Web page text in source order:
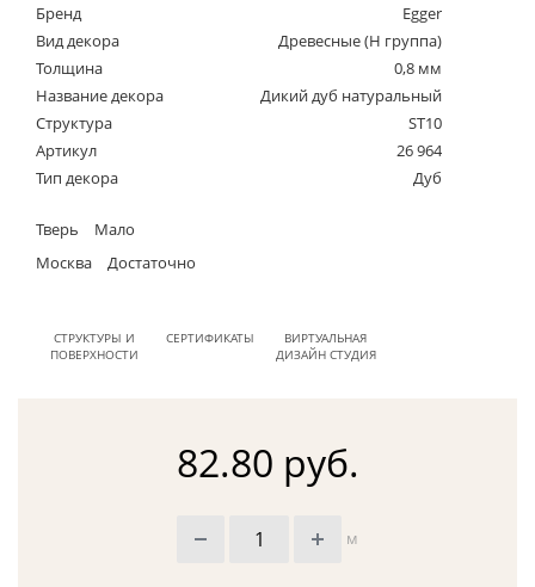
Бренд
Egger
Вид декора
Древесные (Н группа)
Толщина
0,8 мм
Название декора
Дикий дуб натуральный
Структура
ST10
Артикул
26 964
Тип декора
Дуб
Тверь
Мало
Москва
Достаточно
СТРУКТУРЫ И
ПОВЕРХНОСТИ
СЕРТИФИКАТЫ
ВИРТУАЛЬНАЯ
ДИЗАЙН СТУДИЯ
82.80 руб.
м